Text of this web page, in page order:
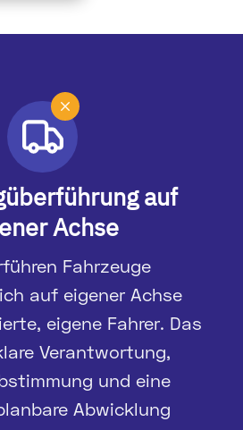
M
auf
Achse
Fahrzeuge
auf eigener Achse
eigene Fahrer. Das
Verantwortung,
und eine
Abwicklung